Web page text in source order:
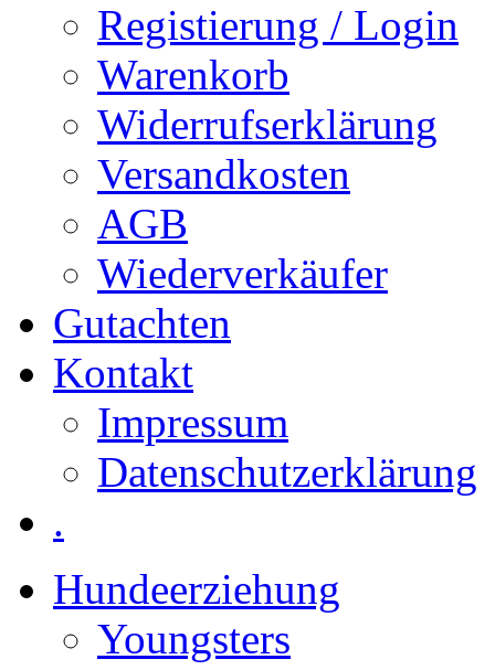
Registierung / Login
Warenkorb
Widerrufserklärung
Versandkosten
AGB
Wiederverkäufer
Gutachten
Kontakt
Impressum
Datenschutzerklärung
.
Hundeerziehung
Youngsters